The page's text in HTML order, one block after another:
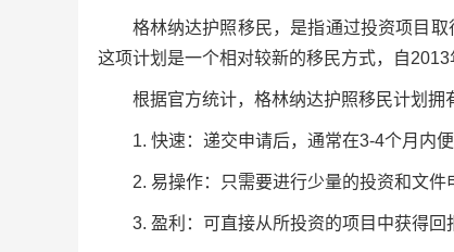
格林纳达护照移民，是指通过投资项目
这项计划是一个相对较新的移民方式，自
根据官方统计，格林纳达护照移民计划拥
1. 快速：递交申请后，通常在3-4个月内
2. 易操作：只需要进行少量的投资和文件
3. 盈利：可直接从所投资的项目中获得回